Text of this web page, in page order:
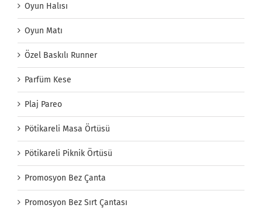
Oyun Halısı
Oyun Matı
Özel Baskılı Runner
Parfüm Kese
Plaj Pareo
Pötikareli Masa Örtüsü
Pötikareli Piknik Örtüsü
Promosyon Bez Çanta
Promosyon Bez Sırt Çantası